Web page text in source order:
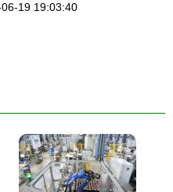
19 19:03:40